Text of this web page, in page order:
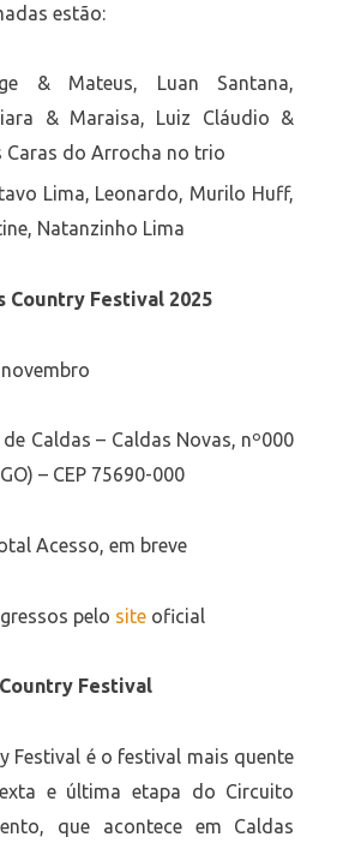
estão:
& Mateus, Luan Santana,
& Maraisa, Luiz Cláudio &
Caras do Arrocha no trio
Lima, Leonardo, Murilo Huff,
Natanzinho Lima
Country Festival 2025
Caldas – Caldas Novas, nº000
– CEP 75690-000
Acesso, em breve
pelo siteoficial
Festival
Festival é o festival mais quente
e última etapa do Circuito
que acontece em Caldas